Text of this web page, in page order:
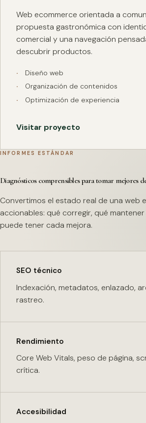
Web ecommerce orientada a
propuesta gastronómica con
comercial y una navegación
descubrir productos.
Diseño web
Organización de contenidos
Optimización de experiencia
Visitar proyecto
INFORMES ESTÁNDAR
Diagnósticos comprensibles para tomar mejores
Convertimos el estado real de una web
accionables: qué corregir, qué
puede tener cada mejora.
SEO técnico
Indexación, metadatos, enlazado,
rastreo.
Rendimiento
Core Web Vitals, peso de página,
crítica.
Accesibilidad